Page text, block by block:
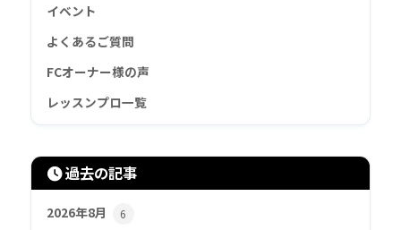
イベント
よくあるご質問
FCオーナー様の声
レッスンプロ一覧
過去の記事
2026年8月 6